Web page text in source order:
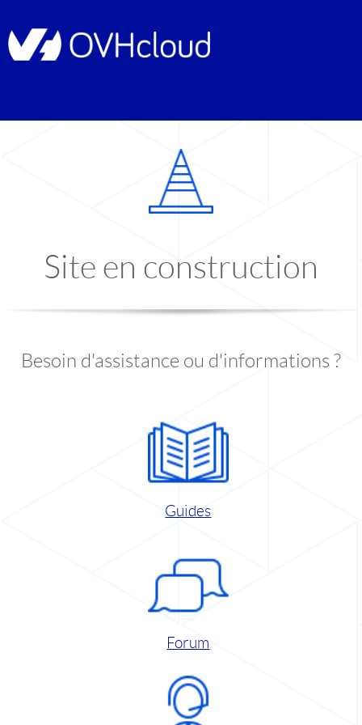
Site en construction
Besoin d'assistance ou d'informations ?
Guides
Forum